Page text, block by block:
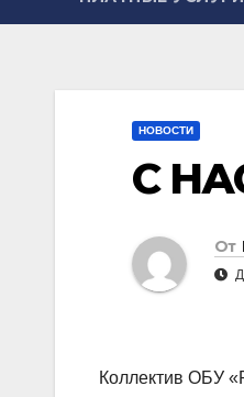
НОВОСТИ
С
От
Коллектив ОБУ